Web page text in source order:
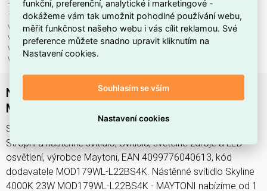
Teplota barvy.:
4000 K
Třída ochrany:
I
Včetně svět. zdroje:
ano
Vhodné pro počet svět. zdrojů:
1
Vhodné pro výkon světel. zdroje:
Výška/hloubka:
Nástěnné svítidlo Skyline 4000K 23W
MOD179WL-L22BS4K - MAYTONI
Svítidlo MOD179WL-L22BS4K najdete v kategoriích Svítidla,
Stropní a nástěnné svítidlo, Svítidla, světelné zdroje a LED
osvětlení, výrobce Maytoni, EAN 4099776040613, kód
dodavatele MOD179WL-L22BS4K. Nástěnné svítidlo Skyline
4000K 23W MOD179WL-L22BS4K - MAYTONI nabízíme od 1
funkční, preferenční, analytické i marketingové -
dokážeme vám tak umožnit pohodlné používání webu,
měřit funkčnost našeho webu i vás cílit reklamou. Své
preference můžete snadno upravit kliknutím na
Nastavení cookies.
Souhlasím se vším
Nastavení cookies